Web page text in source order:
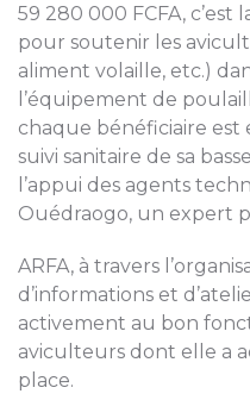
59 280 000 FCFA, c’est
pour soutenir les
aliment volaille, etc.)
l’équipement de
chaque bénéficiaire est
suivi sanitaire de sa
l’appui des agents
Ouédraogo, un expert
ARFA, à travers
d’informations et
activement au bon
aviculteurs dont elle a
place.